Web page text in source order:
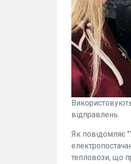
відправлень.
Як повідомляє
тепловози, що